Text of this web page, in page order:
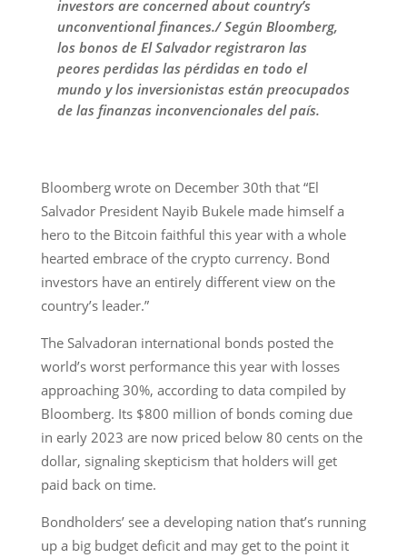
investors are concerned about country’s
unconventional finances./ Según Bloomberg,
los bonos de El Salvador registraron las
peores perdidas las pérdidas en todo el
mundo y los inversionistas están preocupados
de las finanzas inconvencionales del país.
Bloomberg wrote on December 30th that “El
Salvador President Nayib Bukele made himself a
hero to the Bitcoin faithful this year with a whole
hearted embrace of the crypto currency. Bond
investors have an entirely different view on the
country’s leader.”
The Salvadoran international bonds posted the
world’s worst performance this year with losses
approaching 30%, according to data compiled by
Bloomberg. Its $800 million of bonds coming due
in early 2023 are now priced below 80 cents on the
dollar, signaling skepticism that holders will get
paid back on time.
Bondholders’ see a developing nation that’s running
up a big budget deficit and may get to the point it